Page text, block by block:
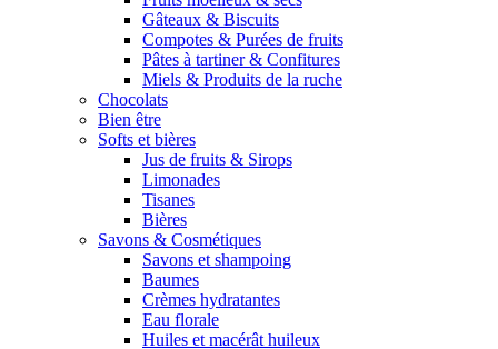
Gâteaux & Biscuits
Compotes & Purées de fruits
Pâtes à tartiner & Confitures
Miels & Produits de la ruche
Chocolats
Bien être
Softs et bières
Jus de fruits & Sirops
Limonades
Tisanes
Bières
Savons & Cosmétiques
Savons et shampoing
Baumes
Crèmes hydratantes
Eau florale
Huiles et macérât huileux